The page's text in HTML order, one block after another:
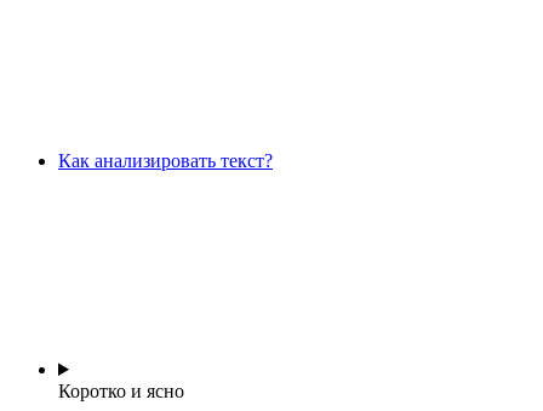
Как анализировать текст?
Коротко и ясно